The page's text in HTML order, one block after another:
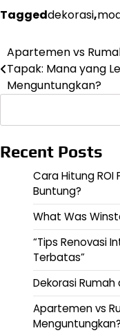
Taggeddekorasi,
Navigasi
pos
Apartemen vs
Tapak: Mana yang
Menguntungkan?
Recent Posts
Cara Hitung
Buntung?
What Was
“Tips Renovasi
Terbatas”
Dekorasi
Apartemen vs
Menguntungkan?